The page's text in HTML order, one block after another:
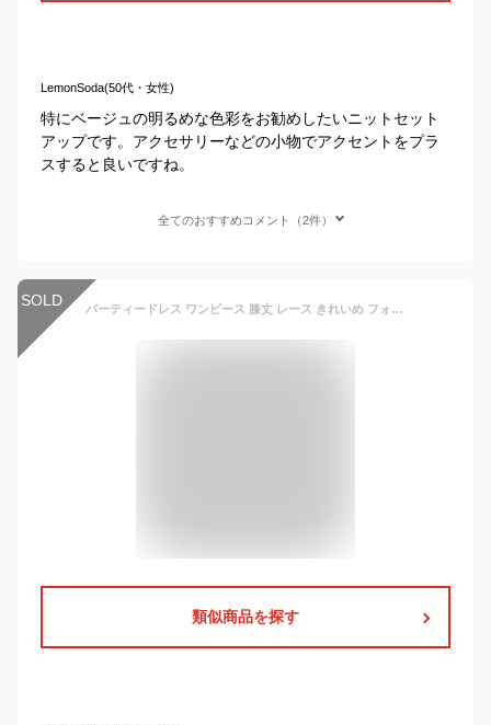
LemonSoda(50代・女性)
特にベージュの明るめな色彩をお勧めしたいニットセット
アップです。アクセサリーなどの小物でアクセントをプラ
スすると良いですね。
全てのおすすめコメント（2件）
SOLD パーティードレス ワンピース 膝丈 レース きれいめ フォーマル お呼ばれ 同窓会 謝恩会 20代 30代 大きいサイズ 二次会 成人式 入学式 卒業式
類似商品を探す